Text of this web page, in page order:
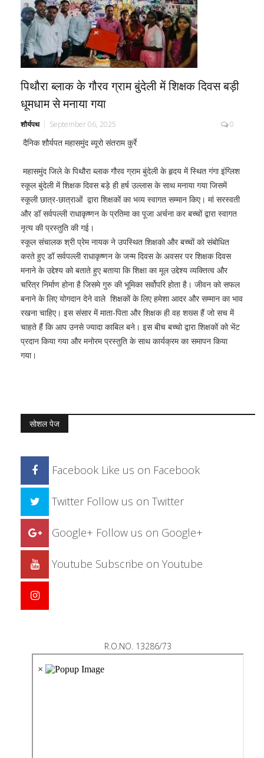
पिथौरा ब्लाक के गौरव ग्राम बुंदेली में शिक्षक दिवस बड़ी
धूमधाम से मनाया गया
शौर्यपथ September 06, 2025 0
दैनिक शौर्यपत महासमुंद ब्यूरो संतराम कुर्रे
महासमुंद जिले के पिथौरा ब्लाक गौरव ग्राम बुंदेली के हृदय में स्थित गंगा इंग्लिश
स्कूल बुंदेली में शिक्षक दिवस बड़े ही हर्ष उल्लास के साथ मनाया गया जिसमें
स्कूली छात्र-छात्राओं द्वारा शिक्षकों का भव्य स्वागत सम्मान किए। मां सरस्वती
और डॉ सर्वपल्ली राधाकृष्णन के प्रतिमा का पूजा अर्चना कर बच्चों द्वारा स्वागत
नृत्य की प्रस्तुति की गई।
स्कूल संचालक श्री प्रेम नायक ने उपस्थित शिक्षको और बच्चों को संबोधित
करते हुए डॉ सर्वपल्ली राधाकृष्णन के जन्म दिवस के अवसर पर शिक्षक दिवस
मनाने के उद्देश्य को बताते हुए बताया कि शिक्षा का मूल उद्देश्य व्यक्तित्व और
चरित्र निर्माण होना है जिसमे गुरु की भूमिका सर्वोपरि होता है। जीवन को सफल
बनाने के लिए योगदान देने वाले शिक्षकों के लिए हमेशा आदर और सम्मान का भाव
रखना चाहिए। इस संसार में माता-पिता और शिक्षक ही वह शख्स हैं जो सच में
चाहते हैं कि आप उनसे ज्यादा काबिल बने। इस बीच बच्चो द्वारा शिक्षकों को भेंट
प्रदान किया गया और मनोरम प्रस्तुति के साथ कार्यक्रम का समापन किया
गया।
सोशल पेज
Facebook Like us on Facebook
Twitter Follow us on Twitter
Google+ Follow us on Google+
Youtube Subscribe on Youtube
R.O.NO. 13286/73